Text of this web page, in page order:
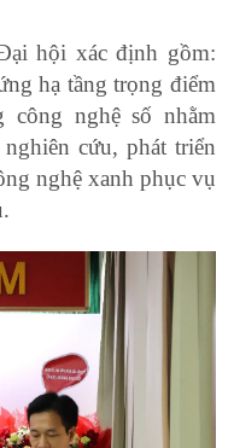
hội xác định gồm:
hạ tầng trọng điểm
công nghệ số nhằm
cứu, phát triển
nghệ xanh phục vụ